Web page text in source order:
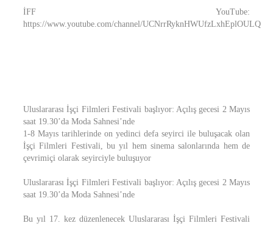
İFF YouTube:
https://www.youtube.com/channel/UCNrrRyknHWUfzLxhEplOULQ
Uluslararası İşçi Filmleri Festivali başlıyor: Açılış gecesi 2 Mayıs
saat 19.30’da Moda Sahnesi’nde
1-8 Mayıs tarihlerinde on yedinci defa seyirci ile buluşacak olan
İşçi Filmleri Festivali, bu yıl hem sinema salonlarında hem de
çevrimiçi olarak seyirciyle buluşuyor
Uluslararası İşçi Filmleri Festivali başlıyor: Açılış gecesi 2 Mayıs
saat 19.30’da Moda Sahnesi’nde
Bu yıl 17. kez düzenlenecek Uluslararası İşçi Filmleri Festivali